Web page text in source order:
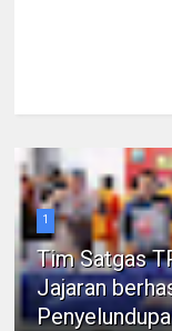
1
Tim Satgas
Jajaran